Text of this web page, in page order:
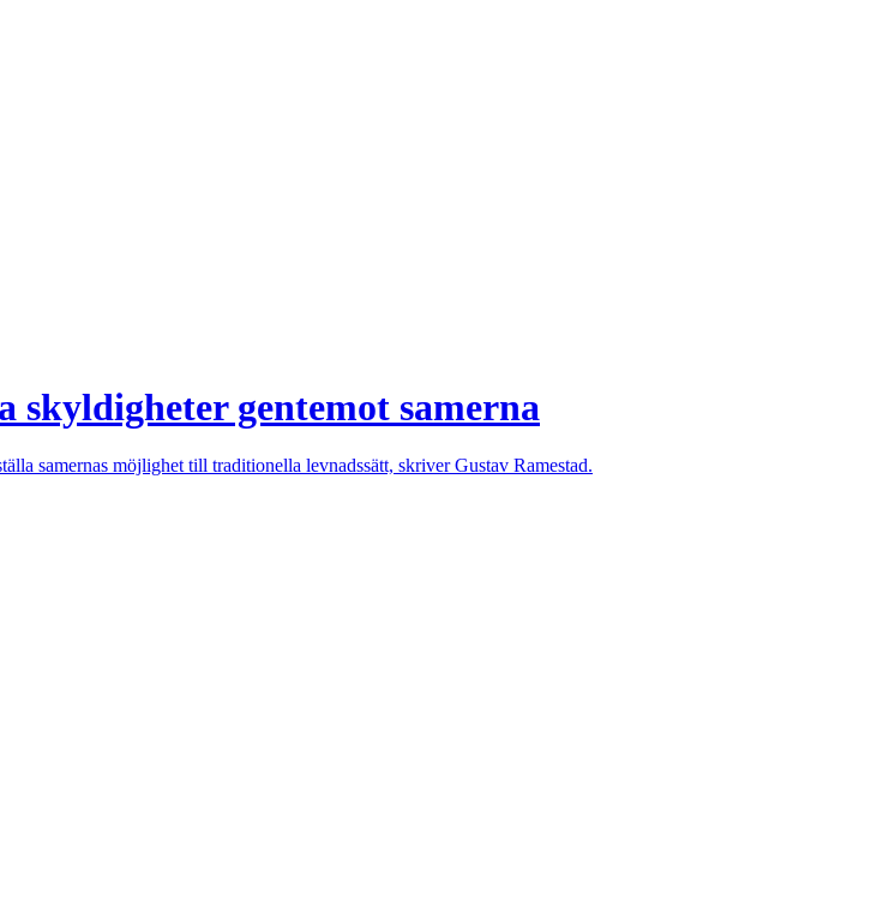
skyldigheter gentemot samerna
samernas möjlighet till traditionella levnadssätt, skriver Gustav Ramestad.